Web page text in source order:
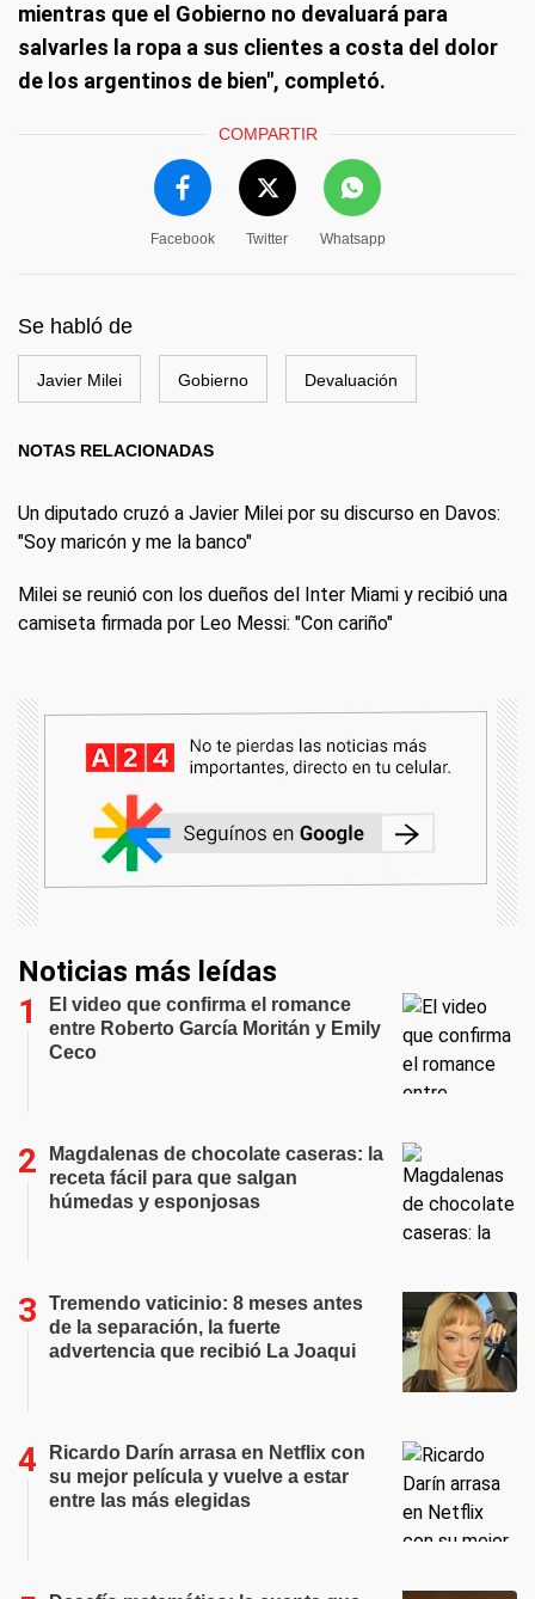
mientras que el Gobierno no devaluará para
salvarles la ropa a sus clientes a costa del dolor
de los argentinos de bien", completó.
COMPARTIR
Facebook Twitter Whatsapp
Se habló de
Javier Milei Gobierno Devaluación
NOTAS RELACIONADAS
Un diputado cruzó a Javier Milei por su discurso en Davos:
"Soy maricón y me la banco"
Milei se reunió con los dueños del Inter Miami y recibió una
camiseta firmada por Leo Messi: "Con cariño"
Noticias más leídas
El video que confirma el romance
entre Roberto García Moritán y Emily
Ceco
Magdalenas de chocolate caseras: la
receta fácil para que salgan
húmedas y esponjosas
Tremendo vaticinio: 8 meses antes
de la separación, la fuerte
advertencia que recibió La Joaqui
Ricardo Darín arrasa en Netflix con
su mejor película y vuelve a estar
entre las más elegidas